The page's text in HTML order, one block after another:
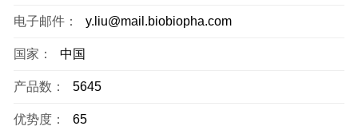
电子邮件： y.liu@mail.biobiopha.com
国家： 中国
产品数： 5645
优势度： 65